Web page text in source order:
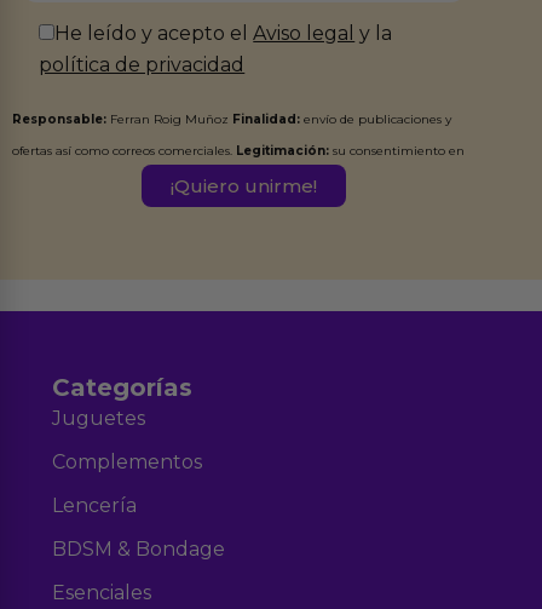
He leído y acepto elAviso legal y la
política de privacidad
Responsable: Ferran Roig Muñoz Finalidad: envío de publicaciones y
ofertas así como correos comerciales. Legitimación: su consentimiento en
Destinatarios:Ferran Roig Muñoz. Podrás ejercer tus
Categorías
Juguetes
Complementos
Lencería
BDSM & Bondage
Esenciales